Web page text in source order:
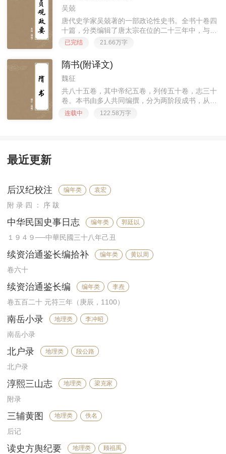
吴兢
唐代史学家吴兢著的一部政论性史书。全书十卷四
十篇，分类编辑了唐太宗在位的二十三年中，与魏
征、房玄龄、杜如晦等大臣在治政时的问题，大臣
治同军政思想，此外也记载
已完结 21.66万字
隋书(附译文)
魏征
共八十五卷，其中帝纪五卷，列传五十卷，志三十
卷。本书由多人共同编撰，分为两阶段成书，从草
创到全部修完共历时三十五年。
连载中 122.58万字
最近更新
后汉纪校注 编年类 袁宏
附 录 四 ： 序 跋
中华民国史事日志 编年类 郭廷以
１９４９──中華民國三十八年己丑
续资治通鉴长编拾补 编年类 黄以周
卷六十
续资治通鉴长编 编年类 李焘
卷五百二十 元符三年（庚辰，1100）
南岳小录 地理类 李冲昭
南岳小录
北户录 地理类 段公路
北户录
淳熙三山志 地理类 梁克家
附录
三辅黄图 地理类 佚名
后记
读史方舆纪要 地理类 顾祖禹